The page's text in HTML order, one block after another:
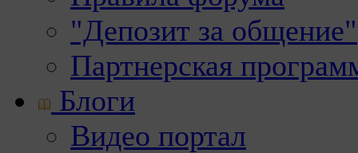
"Депозит за общение"
Партнерская
Блоги
Видео портал